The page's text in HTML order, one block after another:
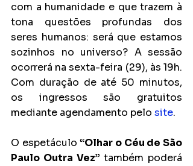
com a humanidade e que trazem à
tona questões profundas dos
seres humanos: será que estamos
sozinhos no universo? A sessão
ocorrerá na sexta-feira (29), às 19h.
Com duração de até 50 minutos,
os ingressos são gratuitos
mediante agendamento pelo site.
O espetáculo “Olhar o Céu de São
Paulo Outra Vez” também poderá